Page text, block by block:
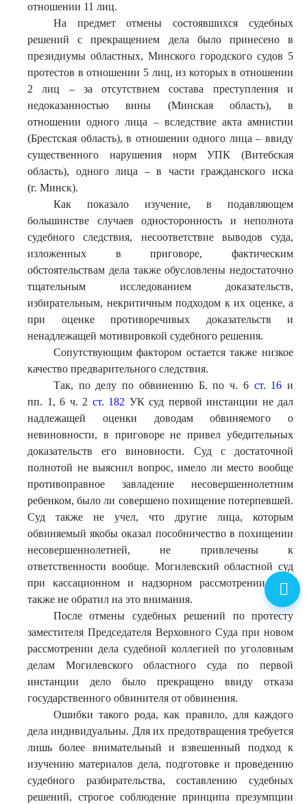
отношении 11 лиц.
На предмет отмены состоявшихся судебных
решений с прекращением дела было принесено в
президиумы областных, Минского городского судов 5
протестов в отношении 5 лиц, из которых в отношении
2 лиц – за отсутствием состава преступления и
недоказанностью вины (Минская область), в
отношении одного лица – вследствие акта амнистии
(Брестская область), в отношении одного лица – ввиду
существенного нарушения норм УПК (Витебская
область), одного лица – в части гражданского иска
(г. Минск).
Как показало изучение, в подавляющем
большинстве случаев односторонность и неполнота
судебного следствия, несоответствие выводов суда,
изложенных в приговоре, фактическим
обстоятельствам дела также обусловлены недостаточно
тщательным исследованием доказательств,
избирательным, некритичным подходом к их оценке, а
при оценке противоречивых доказательств и
ненадлежащей мотивировкой судебного решения.
Сопутствующим фактором остается также низкое
качество предварительного следствия.
Так, по делу по обвинению Б. по ч. 6 ст. 16 и
пп. 1, 6 ч. 2 ст. 182 УК суд первой инстанции не дал
надлежащей оценки доводам обвиняемого о
невиновности, в приговоре не привел убедительных
доказательств его виновности. Суд с достаточной
полнотой не выяснил вопрос, имело ли место вообще
противоправное завладение несовершеннолетним
ребенком, было ли совершено похищение потерпевшей.
Суд также не учел, что другие лица, которым
обвиняемый якобы оказал пособничество в похищении
несовершеннолетней, не привлечены к
ответственности вообще. Могилевский областной суд
при кассационном и надзорном рассмотрении дела
также не обратил на это внимания.
После отмены судебных решений по протесту
заместителя Председателя Верховного Суда при новом
рассмотрении дела судебной коллегией по уголовным
делам Могилевского областного суда по первой
инстанции дело было прекращено ввиду отказа
государственного обвинителя от обвинения.
Ошибки такого рода, как правило, для каждого
дела индивидуальны. Для их предотвращения требуется
лишь более внимательный и взвешенный подход к
изучению материалов дела, подготовке и проведению
судебного разбирательства, составлению судебных
решений, строгое соблюдение принципа презумпции